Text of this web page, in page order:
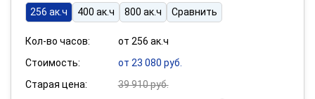
256 ак.ч 400 ак.ч 800 ак.ч Сравнить
Кол-во часов:
от 256 ак.ч
Стоимость:
от 23 080 руб.
Старая цена:
39 910 руб.